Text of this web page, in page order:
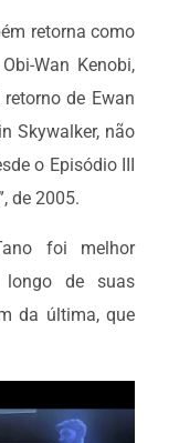
retorna como
Wan Kenobi,
de Ewan
Skywalker, não
o Episódio III
de 2005.
foi melhor
longo de suas
da última, que